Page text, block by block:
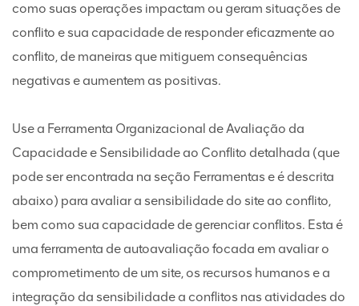
como suas operações impactam ou geram situações de
conflito e sua capacidade de responder eficazmente ao
conflito, de maneiras que mitiguem consequências
negativas e aumentem as positivas.
Use a Ferramenta Organizacional de Avaliação da
Capacidade e Sensibilidade ao Conflito detalhada (que
pode ser encontrada na seção Ferramentas e é descrita
abaixo) para avaliar a sensibilidade do site ao conflito,
bem como sua capacidade de gerenciar conflitos. Esta é
uma ferramenta de autoavaliação focada em avaliar o
comprometimento de um site, os recursos humanos e a
integração da sensibilidade a conflitos nas atividades do